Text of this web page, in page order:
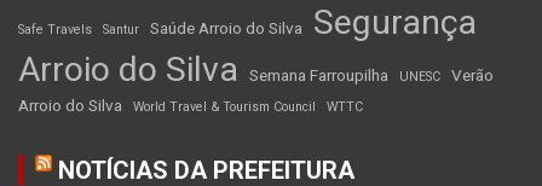
Safe Travels Santur Saúde Arroio do Silva
Segurança
Arroio do Silva
Semana Farroupilha UNESC
Verão
Arroio do Silva
World Travel & Tourism Council WTTC
NOTÍCIAS DA PREFEITURA